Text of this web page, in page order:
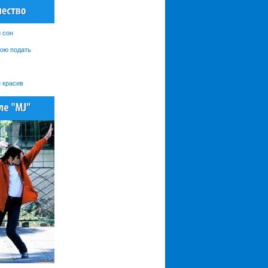
сон
подать
красив